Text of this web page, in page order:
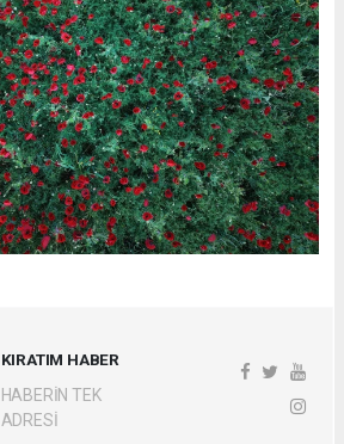
KIRATIM HABER
HABERİN TEK
ADRESİ